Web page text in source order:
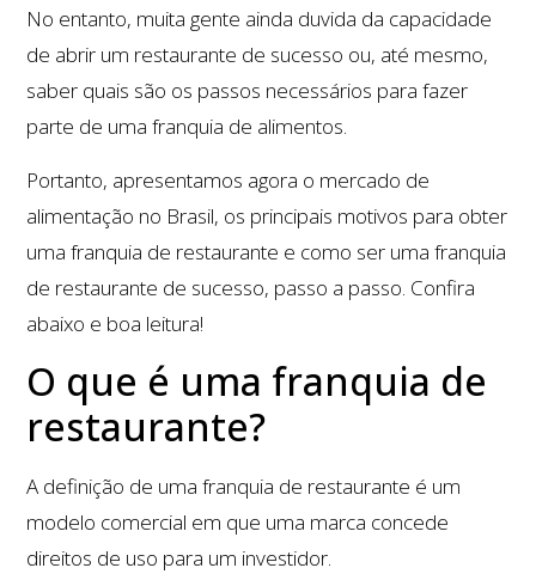
No entanto, muita gente ainda duvida da capacidade
de abrir um restaurante de sucesso ou, até mesmo,
saber quais são os passos necessários para fazer
parte de uma franquia de alimentos.
Portanto, apresentamos agora o mercado de
alimentação no Brasil, os principais motivos para obter
uma franquia de restaurante e como ser uma franquia
de restaurante de sucesso, passo a passo. Confira
abaixo e boa leitura!
O que é uma franquia de
restaurante?
A definição de uma franquia de restaurante é um
modelo comercial em que uma marca concede
direitos de uso para um investidor.